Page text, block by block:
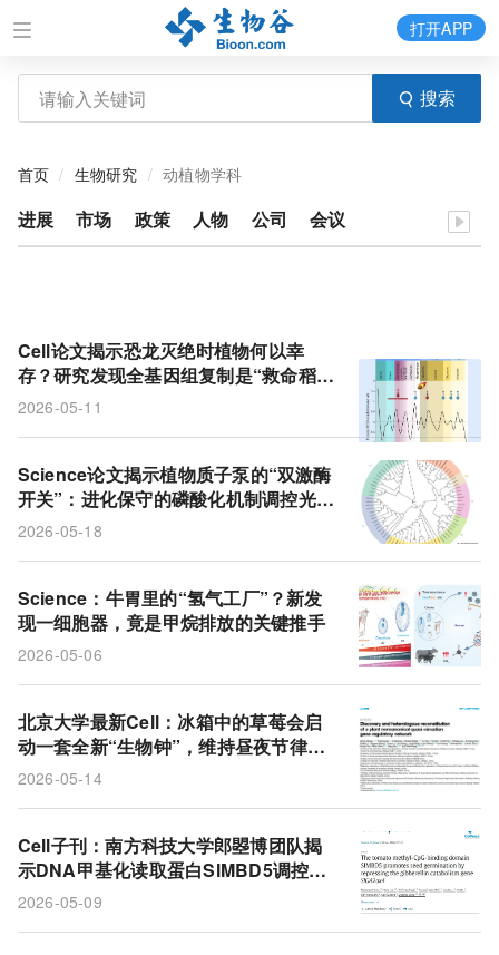
搜索
打开APP
首页 生物研究 动植物学科
进展 市场 政策 人物 公司 会议
Cell论文揭示恐龙灭绝时植物何以幸
存？研究发现全基因组复制是“救命稻
草”
2026-05-11
Science论文揭示植物质子泵的“双激酶
开关”：进化保守的磷酸化机制调控光诱
导气孔开闭
2026-05-18
Science：牛胃里的“氢气工厂”？新发
现一细胞器，竟是甲烷排放的关键推手
2026-05-06
北京大学最新Cell：冰箱中的草莓会启
动一套全新“生物钟”，维持昼夜节律，
抵抗腐烂
2026-05-14
Cell子刊：南方科技大学郎曌博团队揭
示DNA甲基化读取蛋白SlMBD5调控番
茄种子萌发新机制
2026-05-09